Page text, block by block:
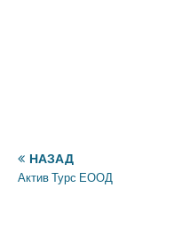
НАЗАД
Актив Турс ЕООД